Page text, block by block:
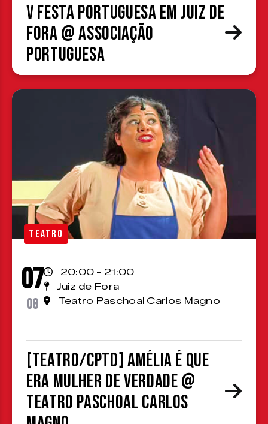
V Festa Portuguesa em Juiz de
Fora @ Associação
Portuguesa
TEATRO
07
08
20:00 - 21:00
Juiz de Fora
Teatro Paschoal Carlos Magno
[TEATRO/CPTD] Amélia é que
era mulher de verdade @
Teatro Paschoal Carlos